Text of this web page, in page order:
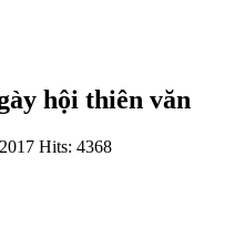
hội thiên văn
Hits: 4368